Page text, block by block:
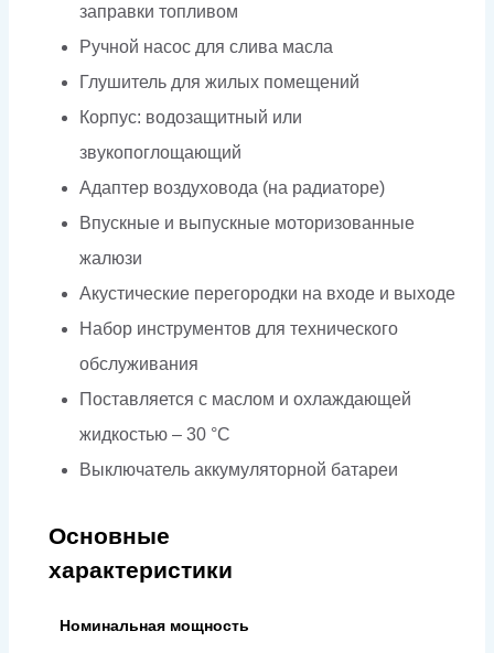
заправки топливом
Ручной насос для слива масла
Глушитель для жилых помещений
Корпус: водозащитный или
звукопоглощающий
Адаптер воздуховода (на радиаторе)
Впускные и выпускные моторизованные
жалюзи
Акустические перегородки на входе и выходе
Набор инструментов для технического
обслуживания
Поставляется с маслом и охлаждающей
жидкостью – 30 °C
Выключатель аккумуляторной батареи
Основные
характеристики
Номинальная мощность